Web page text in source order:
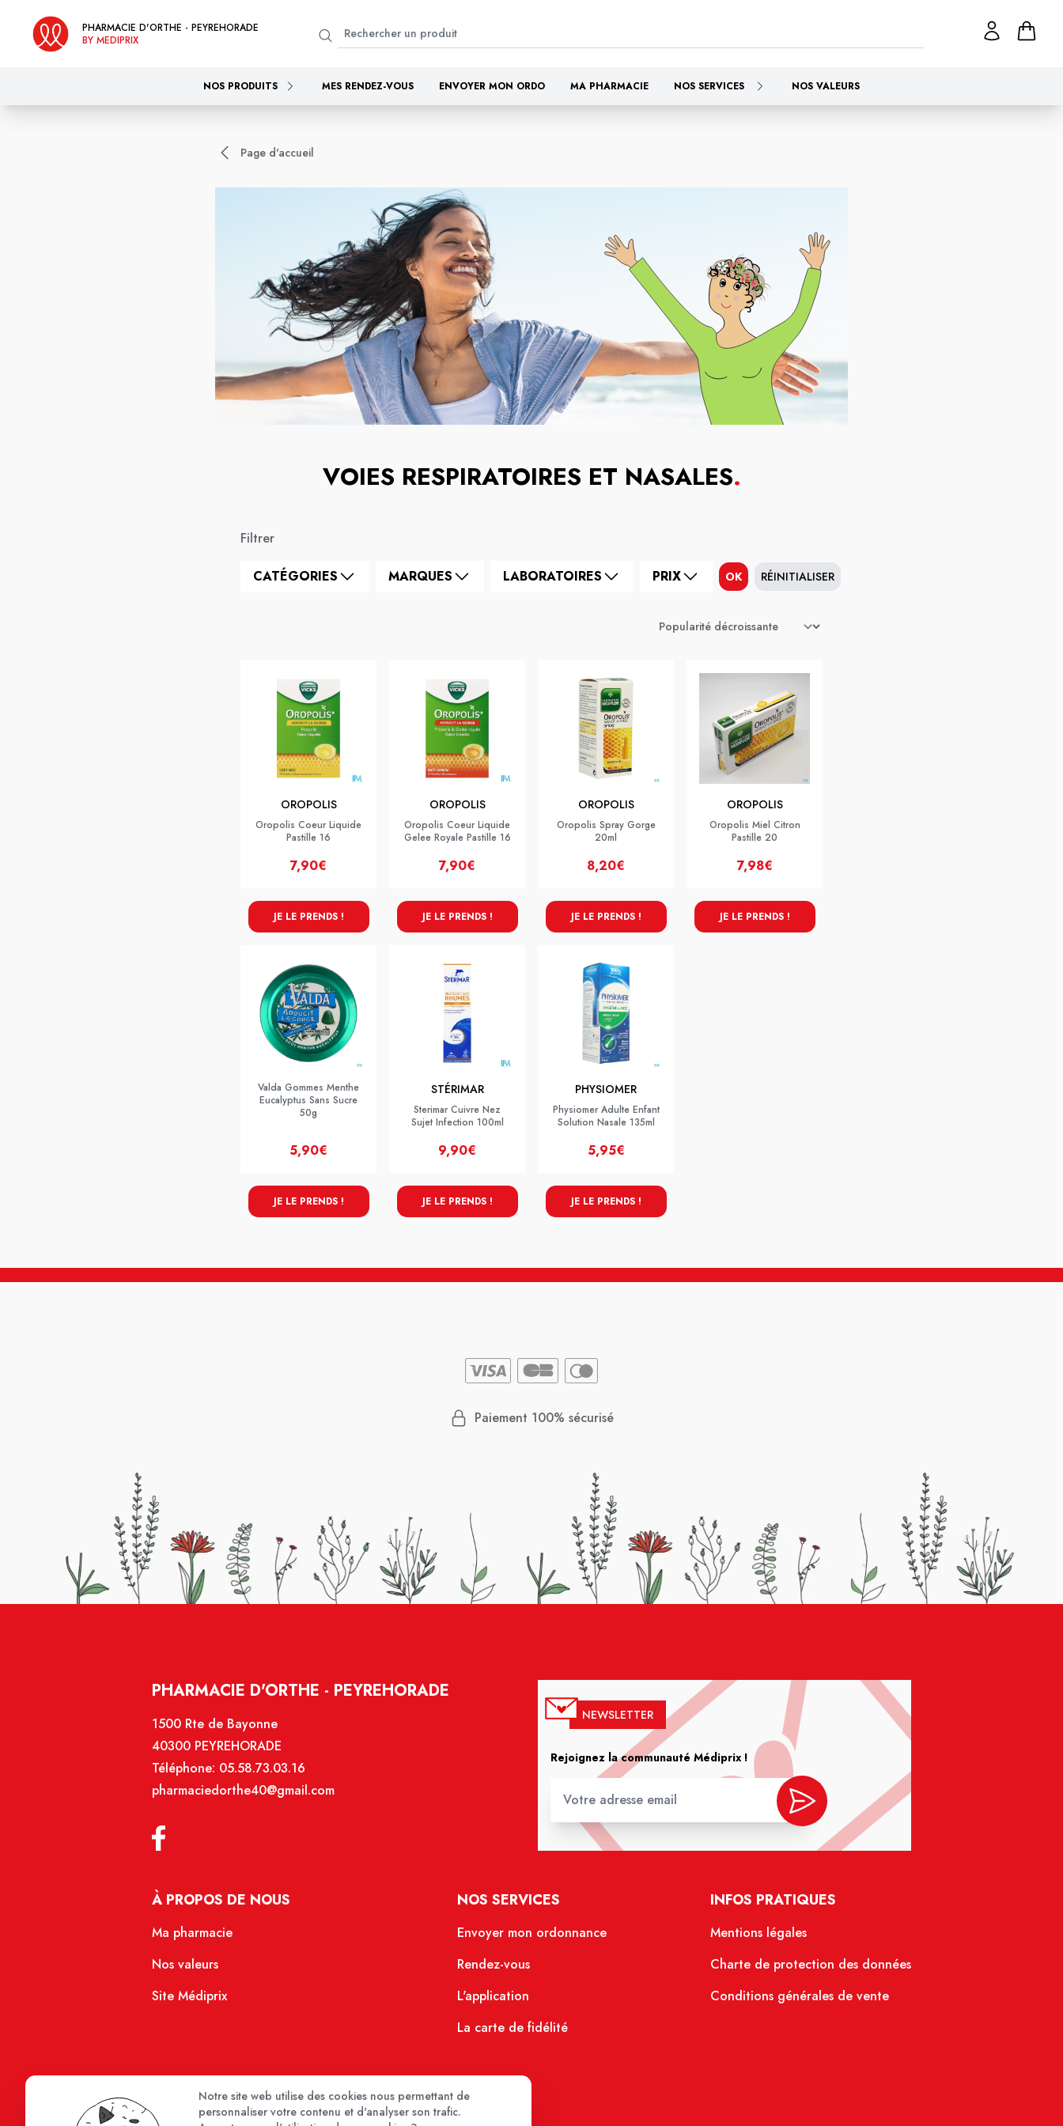
PHARMACIE D'ORTHE - PEYREHORADE
BY MEDIPRIX
NOS PRODUITS MES RENDEZ-VOUS ENVOYER MON ORDO MA PHARMACIE NOS SERVICES NOS VALEURS
Page d'accueil
VOIES RESPIRATOIRES ET NASALES.
Filtrer
CATÉGORIES MARQUES LABORATOIRES PRIX OK RÉINITIALISER
OROPOLIS
Oropolis Coeur Liquide
Pastille 16
7,90€
JE LE PRENDS !
OROPOLIS
Oropolis Coeur Liquide
Gelee Royale Pastille 16
7,90€
JE LE PRENDS !
OROPOLIS
Oropolis Spray Gorge
20ml
8,20€
JE LE PRENDS !
OROPOLIS
Oropolis Miel Citron
Pastille 20
7,98€
JE LE PRENDS !
Valda Gommes Menthe
Eucalyptus Sans Sucre
50g
5,90€
JE LE PRENDS !
STÉRIMAR
Sterimar Cuivre Nez
Sujet Infection 100ml
9,90€
JE LE PRENDS !
PHYSIOMER
Physiomer Adulte Enfant
Solution Nasale 135ml
5,95€
JE LE PRENDS !
Paiement 100% sécurisé
PHARMACIE D'ORTHE - PEYREHORADE
1500 Rte de Bayonne
40300 PEYREHORADE
Téléphone: 05.58.73.03.16
pharmaciedorthe40@gmail.com
NEWSLETTER
Rejoignez la communauté Médiprix !
À PROPOS DE NOUS
Ma pharmacie
Nos valeurs
Site Médiprix
NOS SERVICES
Envoyer mon ordonnance
Rendez-vous
L'application
La carte de fidélité
INFOS PRATIQUES
Mentions légales
Charte de protection des données
Conditions générales de vente
Notre site web utilise des cookies nous permettant de
personnaliser votre contenu et d'analyser son trafic.